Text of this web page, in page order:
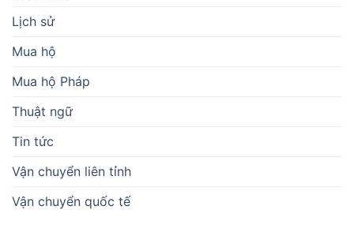
Lịch sử
Mua hộ
Mua hộ Pháp
Thuật ngữ
Tin tức
Vận chuyển liên tỉnh
Vận chuyển quốc tế